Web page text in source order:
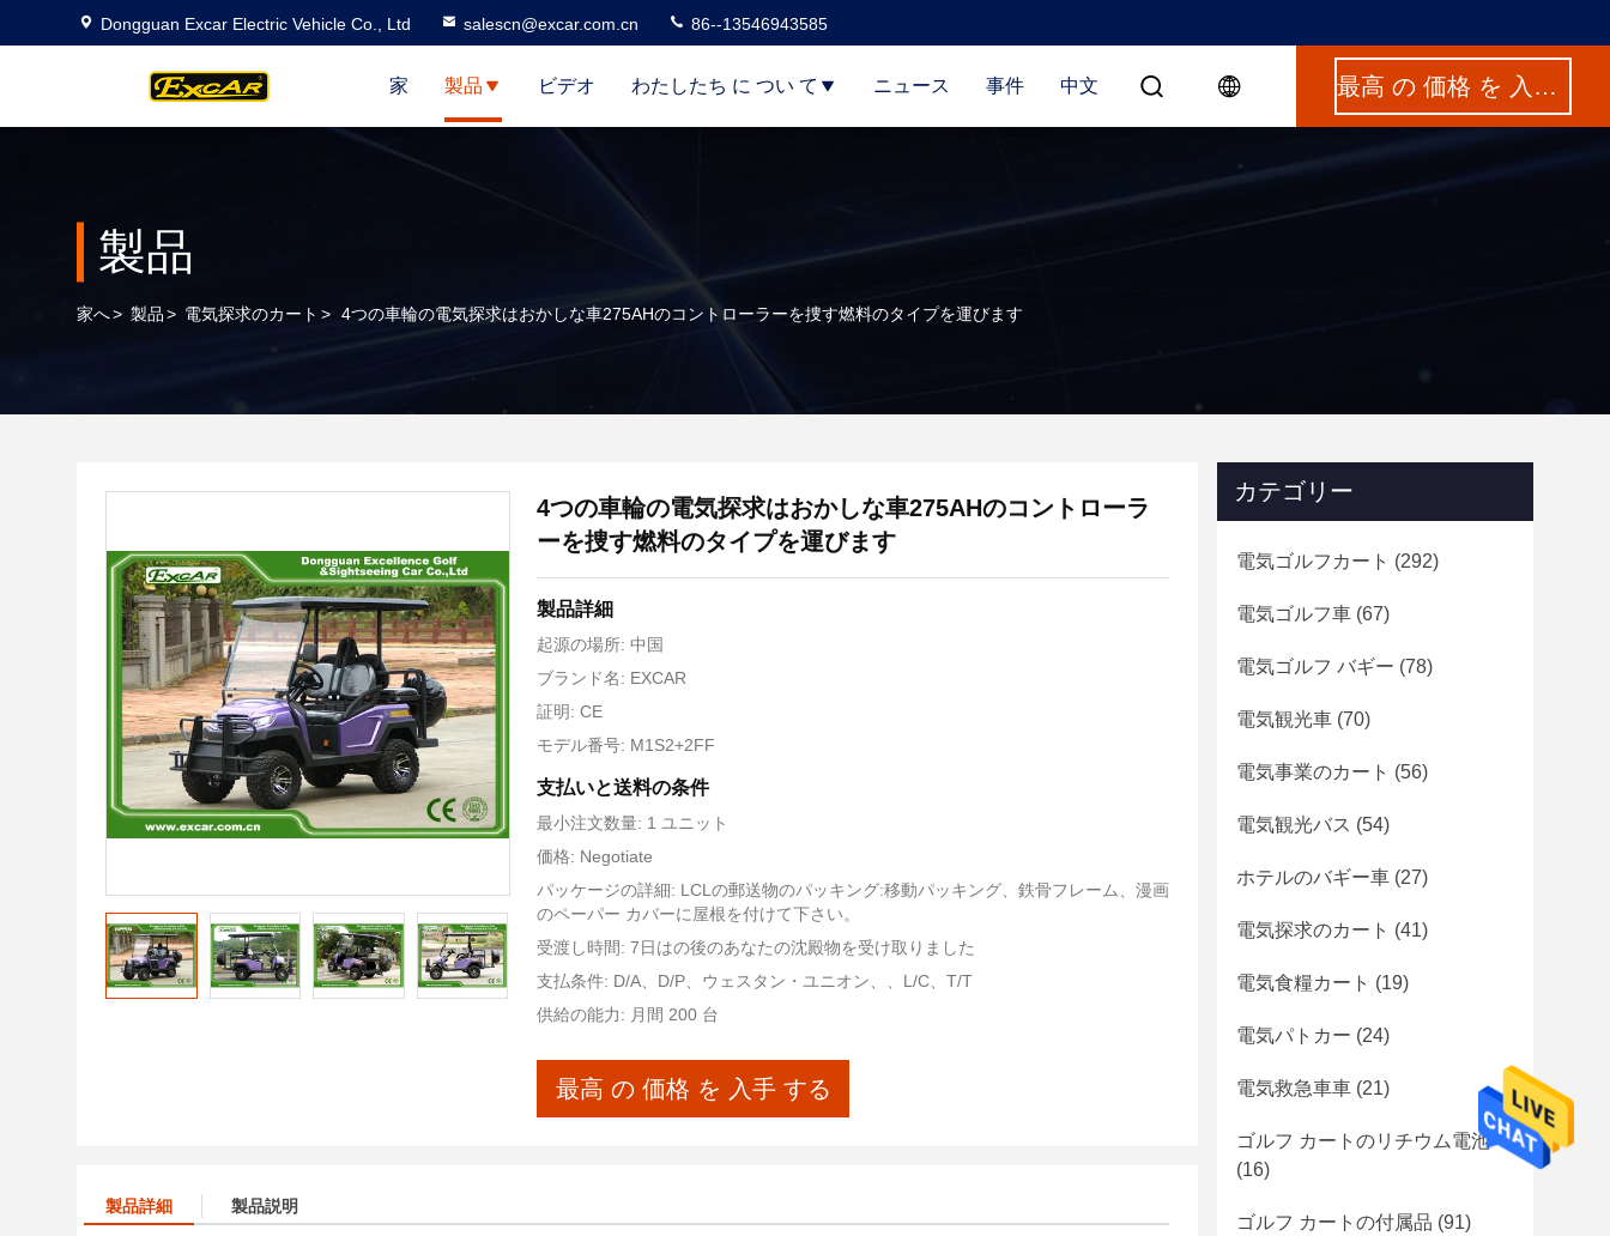
Dongguan Excar Electric Vehicle Co., Ltd salescn@excar.com.cn 86--13546943585
家 製品 ビデオ わたしたち に つい て ニュース 事件 中文 最高 の 価格 を 入手 する
製品
家へ> 製品> 電気探求のカート > 4つの車輪の電気探求はおかしな車275AHのコントローラーを捜す燃料のタイプを運びます
4つの車輪の電気探求はおかしな車275AHのコントローラ
ーを捜す燃料のタイプを運びます
製品詳細
起源の場所: 中国
ブランド名: EXCAR
証明: CE
モデル番号: M1S2+2FF
支払いと送料の条件
最小注文数量: 1 ユニット
価格: Negotiate
パッケージの詳細: LCLの郵送物のパッキング:移動パッキング、鉄骨フレーム、漫画
のペーパー カバーに屋根を付けて下さい。
受渡し時間: 7日はの後のあなたの沈殿物を受け取りました
支払条件: D/A、D/P、ウェスタン・ユニオン、、L/C、T/T
供給の能力: 月間 200 台
最高 の 価格 を 入手 する
製品詳細 製品説明
カテゴリー
電気ゴルフカート (292)
電気ゴルフ車 (67)
電気ゴルフ バギー (78)
電気観光車 (70)
電気事業のカート (56)
電気観光バス (54)
ホテルのバギー車 (27)
電気探求のカート (41)
電気食糧カート (19)
電気パトカー (24)
電気救急車車 (21)
ゴルフ カートのリチウム電池
(16)
ゴルフ カートの付属品 (91)